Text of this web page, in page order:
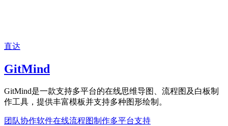
直达
GitMind
GitMind是一款支持多平台的在线思维导图、流程图及白板制
作工具，提供丰富模板并支持多种图形绘制。
团队协作软件在线流程图制作多平台支持